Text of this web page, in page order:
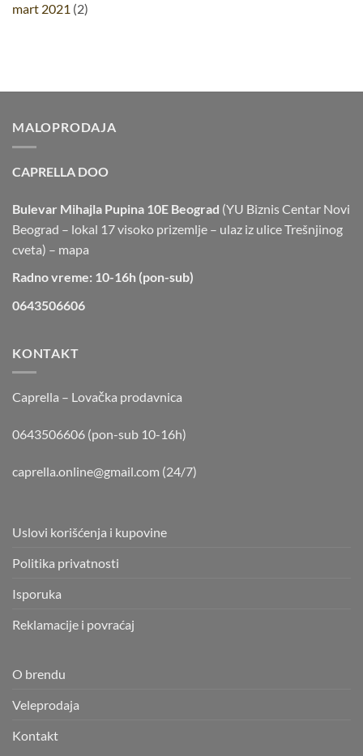
mart 2021 (2)
MALOPRODAJA
CAPRELLA DOO
Bulevar Mihajla Pupina 10E Beograd (YU Biznis Centar Novi
Beograd – lokal 17 visoko prizemlje – ulaz iz ulice Trešnjinog
cveta) – mapa
Radno vreme: 10-16h (pon-sub)
0643506606
KONTAKT
Caprella – Lovačka prodavnica
0643506606 (pon-sub 10-16h)
caprella.online@gmail.com (24/7)
Uslovi korišćenja i kupovine
Politika privatnosti
Isporuka
Reklamacije i povraćaj
O brendu
Veleprodaja
Kontakt